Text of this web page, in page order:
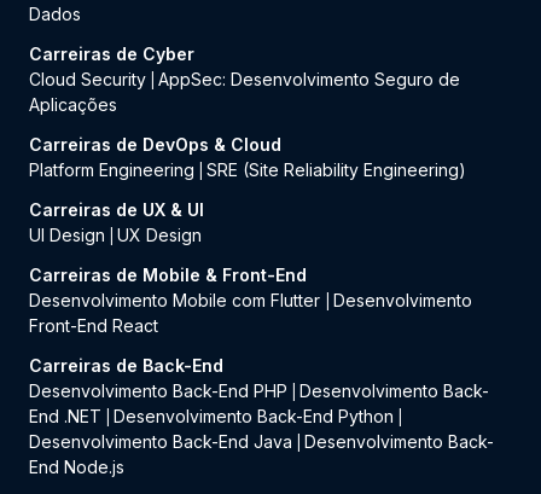
Dados
Carreiras de Cyber
Cloud Security AppSec: Desenvolvimento Seguro de
Aplicações
Carreiras de DevOps & Cloud
Platform Engineering
SRE (Site Reliability Engineering)
Carreiras de UX & UI
UI Design
UX Design
Carreiras de Mobile & Front-End
Desenvolvimento Mobile com Flutter
Desenvolvimento
Front-End React
Carreiras de Back-End
Desenvolvimento Back-End PHP
Desenvolvimento Back-
End .NET
Desenvolvimento Back-End Python
Desenvolvimento Back-End Java
Desenvolvimento Back-
End Node.js